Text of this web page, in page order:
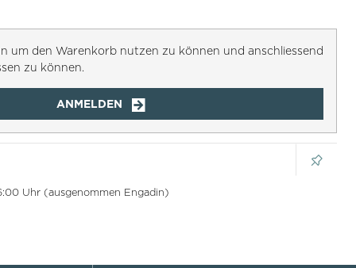
um den Warenkorb nutzen zu können und anschliessend
zu können.
ANMELDEN
Uhr (ausgenommen Engadin)